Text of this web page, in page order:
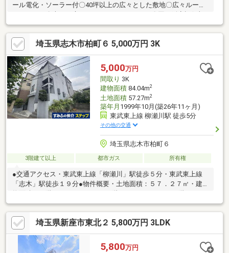
ール電化・ソーラー付〇40坪以上の広々とした敷地〇広々ルーフ
3700万円のため、お買い得な価格となっております
埼玉県志木市柏町６ 5,000万円 3K
5,000万円
間取り 3K
建物面積84.04m2
土地面積57.27m2
築年月 1999年10月(築26年11ヶ月)
東武東上線 柳瀬川駅 徒歩5分
その他の交通
埼玉県志木市柏町６
3階建て以上 都市ガス 所有権
●交通アクセス・東武東上線「柳瀬川」駅徒歩５分・東武東上線
「志木」駅徒歩１９分●物件概要・土地面積：５７．２７㎡・建
６６㎡・築年月：平成１１年１０月・構造：木造スレート葺３階
建
埼玉県新座市東北２ 5,800万円 3LDK
5,800万円